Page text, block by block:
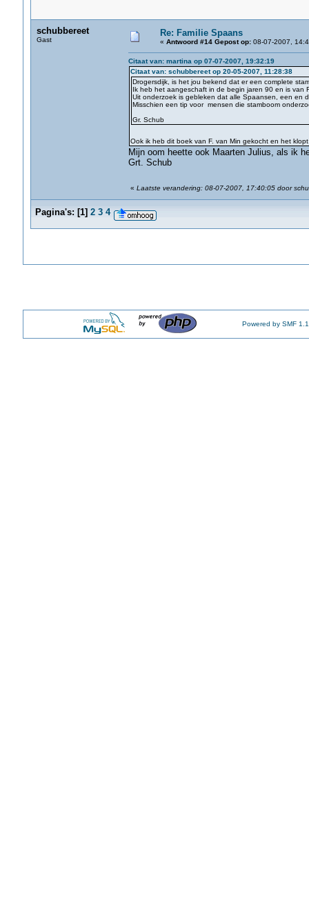
schubbereet
Gast
Re: Familie Spaans
« Antwoord #14 Gepost op:08-07-2007,
Citaat van: martina op 07-07-2007, 19:32:19
Citaat van: schubbereet op 20-05-2007, 11:28:38
Drogersdijk, is het jou bekend dat er een complete
Ik heb het aangeschaft in de begin jaren 90 en is van
Uit onderzoek is gebleken dat alle Spaansen, een en
Misschien een tip voor mensen die stamboom
Gr. Schub
Ook ik heb dit boek van F. van Min gekocht en het
Mijn oom heette ook Maarten Julius, als ik
Grt. Schub
« Laatste verandering: 08-07-2007, 17:40:05 door
Pagina's: [1] 2 3 4
Powered by SMF